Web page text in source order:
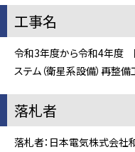
工事名
令和3年度から令和4年
ステム（衛星系設備）再整備
落札者
落札者：日本電気株式会社